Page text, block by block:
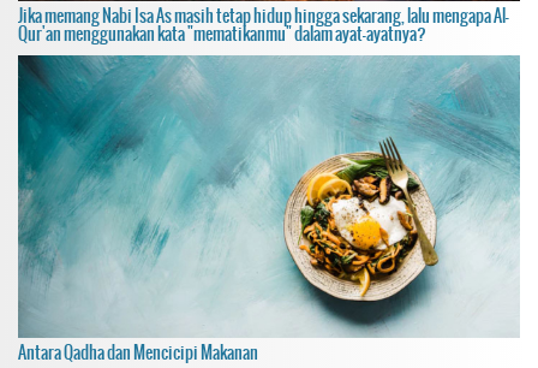
Jika memang Nabi Isa As masih tetap hidup hingga sekarang, lalu mengapa Al-
Qur'an menggunakan kata "mematikanmu" dalam ayat-ayatnya?
Antara Qadha dan Mencicipi Makanan